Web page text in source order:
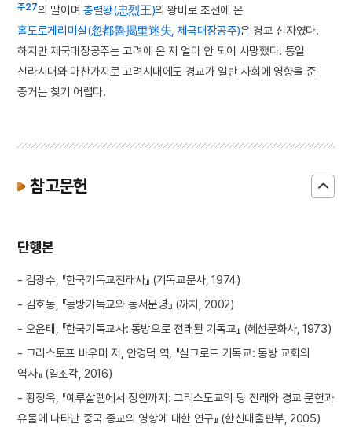
주27의 딸이며 충렬왕(忠烈王)의 왕비로 조선에 온
홀도로게리미실(忽都魯揭里迷失, 제국대장공주)은 경교 신자였다.
하지만 제국대장공주는 고려에 온 지 얼마 안 되어 사망했다. 통일
신라시대와 마찬가지로 고려시대에도 경교가 일반 사회에 영향을 준
증거는 찾기 어렵다.
참고문헌
단행본
- 김광수, 『한국기독교전래사』 (기독교문사, 1974)
- 김호동, 『동방기독교와 동서문명』 (까치, 2002)
- 오윤태, 『한국기독교사: 동방으로 전래된 기독교』 (혜선문화사, 1973)
- 크리스토프 바우머 저, 안경덕 역, 『실크로드 기독교: 동방 교회의
역사』 (일조각, 2016)
- 황정욱, 『예루살렘에서 장안까지: 그리스도교의 당 전래와 경교 문헌과
유물에 나타난 중국 종교의 영항에 대한 연구』 (한신대출판부, 2005)